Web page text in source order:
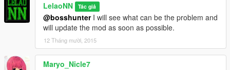
LelaoNN Tác giả
@bosshunterI will see what can be the problem and
will update the mod as soon as possible.
12 Tháng mười, 2015
Maryo_Nicle7